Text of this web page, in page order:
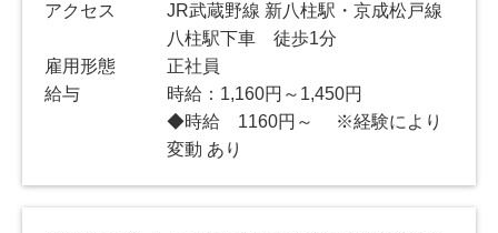
アクセス
JR武蔵野線 新八柱駅・京成松戸線
八柱駅下車 徒歩1分
雇用形態
正社員
給与
時給：1,160円～1,450円
◆時給 1160円～ ※経験により
変動 あり